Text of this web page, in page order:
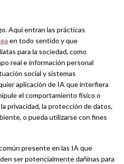
Aquí entran las prácticas
en todo sentido y que
para la sociedad, como
real e información personal
social y sistemas
aplicación de IA que interfiera
el comportamiento físico o
privacidad, la protección de datos,
o pueda utilizarse con fines
presente en las IA que
ser potencialmente dañinas para